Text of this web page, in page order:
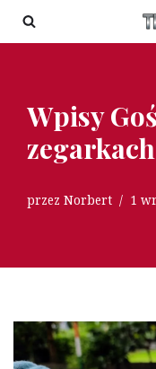
Przejdź
Wpisy
zegarkach
przez Norbert 1